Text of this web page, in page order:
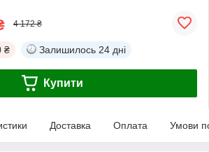
4 172 ₴
₴ Залишилось 24 дні
Купити
Доставка Оплата Умови